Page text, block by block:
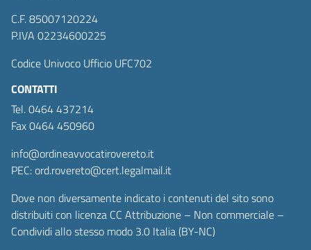
C.F. 85007120224
P.IVA 02234600225
Codice Univoco Ufficio UFC702
CONTATTI
Tel. 0464 437214
Fax 0464 450960
info@ordineavvocatirovereto.it
PEC: ord.rovereto@cert.legalmail.it
Dove non diversamente indicato i contenuti del sito sono
distribuiti con licenza CC Attribuzione – Non commerciale –
Condividi allo stesso modo 3.0 Italia (BY-NC)